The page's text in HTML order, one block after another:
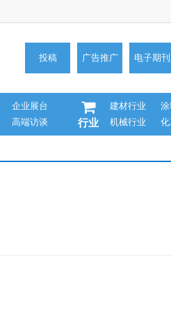
投稿 广告推广 电子期刊
企业展台
高端访谈 行业
建材行业
机械行业